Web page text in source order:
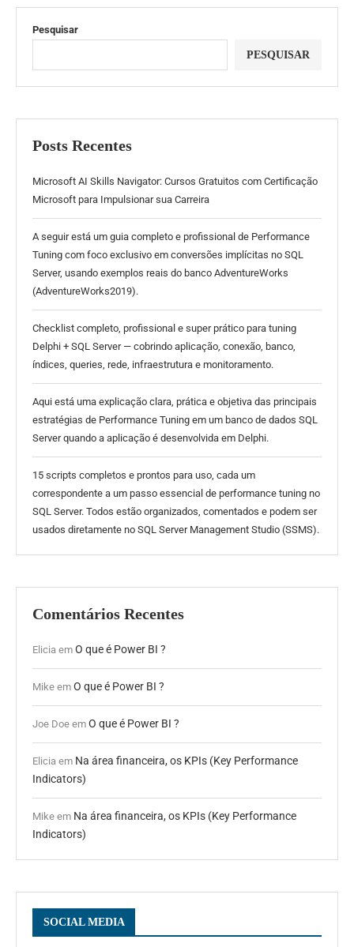
Pesquisar
PESQUISAR
Posts Recentes
Microsoft AI Skills Navigator: Cursos Gratuitos com Certificação
Microsoft para Impulsionar sua Carreira
A seguir está um guia completo e profissional de Performance
Tuning com foco exclusivo em conversões implícitas no SQL
Server, usando exemplos reais do banco AdventureWorks
(AdventureWorks2019).
Checklist completo, profissional e super prático para tuning
Delphi + SQL Server — cobrindo aplicação, conexão, banco,
índices, queries, rede, infraestrutura e monitoramento.
Aqui está uma explicação clara, prática e objetiva das principais
estratégias de Performance Tuning em um banco de dados SQL
Server quando a aplicação é desenvolvida em Delphi.
15 scripts completos e prontos para uso, cada um
correspondente a um passo essencial de performance tuning no
SQL Server. Todos estão organizados, comentados e podem ser
usados diretamente no SQL Server Management Studio (SSMS).
Comentários Recentes
Elicia em O que é Power BI ?
Mike em O que é Power BI ?
Joe Doe em O que é Power BI ?
Elicia em Na área financeira, os KPIs (Key Performance
Indicators)
Mike em Na área financeira, os KPIs (Key Performance
Indicators)
SOCIAL MEDIA